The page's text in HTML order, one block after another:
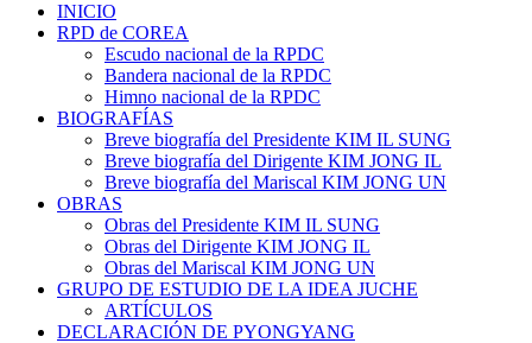
INICIO
RPD de COREA
Escudo nacional de la RPDC
Bandera nacional de la RPDC
Himno nacional de la RPDC
BIOGRAFÍAS
Breve biografía del Presidente KIM IL SUNG
Breve biografía del Dirigente KIM JONG IL
Breve biografía del Mariscal KIM JONG UN
OBRAS
Obras del Presidente KIM IL SUNG
Obras del Dirigente KIM JONG IL
Obras del Mariscal KIM JONG UN
GRUPO DE ESTUDIO DE LA IDEA JUCHE
ARTÍCULOS
DECLARACIÓN DE PYONGYANG